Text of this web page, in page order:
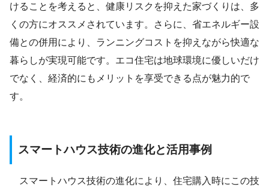
けることを考えると、健康リスクを抑えた家づくりは、多
くの方にオススメされています。さらに、省エネルギー設
備との併用により、ランニングコストを抑えながら快適な
暮らしが実現可能です。エコ住宅は地球環境に優しいだけ
でなく、経済的にもメリットを享受できる点が魅力的で
す。
スマートハウス技術の進化と活用事例
スマートハウス技術の進化により、住宅購入時にこの技